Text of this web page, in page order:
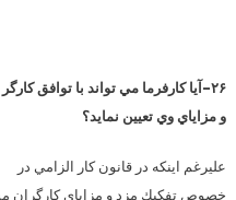
۲۶-آيا كارفرما مي تواند با توافق
و مزاياي وي تعيين نمايد؟
عليرغم اينكه در قانون كار الزامي در
خصوص تفكيك مزد و مزاياي